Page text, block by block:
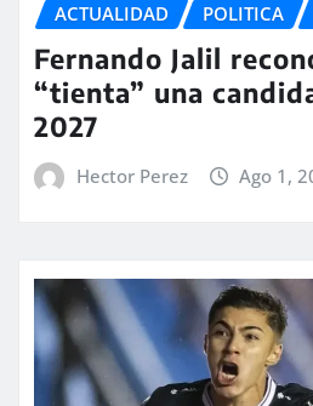
ACTUALIDAD POLITICA
Fernando Jalil
“tienta” una
2027
Hector Perez Ago 1,